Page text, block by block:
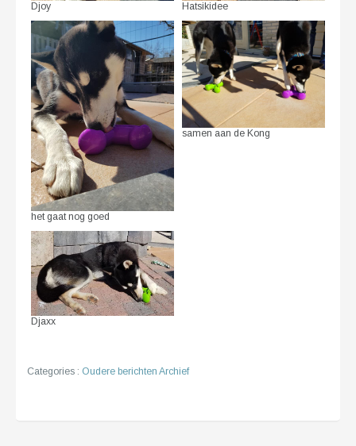
Djoy Hatsikidee
het gaat nog goed
samen aan de Kong
Djaxx
Categories : Oudere berichten Archief